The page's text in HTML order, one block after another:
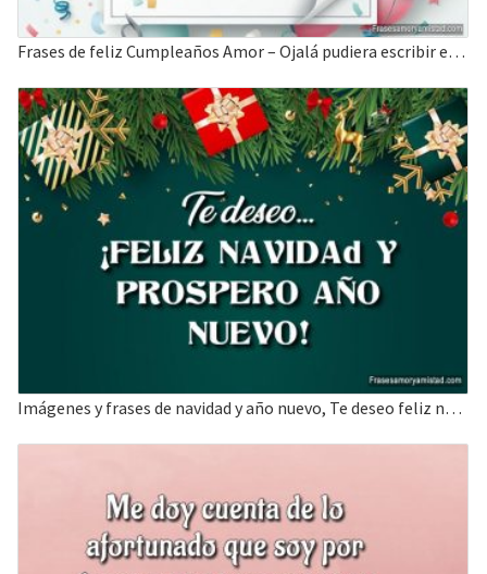
Frases de feliz Cumpleaños Amor – Ojalá pudiera escribir en el cielo
Imágenes y frases de navidad y año nuevo, Te deseo feliz navidad y año nuevo.